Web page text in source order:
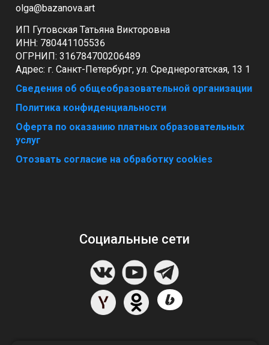
olga@bazanova.art
ИП Гутовская Татьяна Викторовна
ИНН: 780441105536
ОГРНИП: 316784700206489
Адрес: г. Санкт-Петербург, ул. Среднерогатская, 13 1
Сведения об общеобразовательной организации
Политика конфиденциальности
Оферта по оказанию платных образовательных
услуг
Отозвать согласие на обработку cookies
Социальные сети